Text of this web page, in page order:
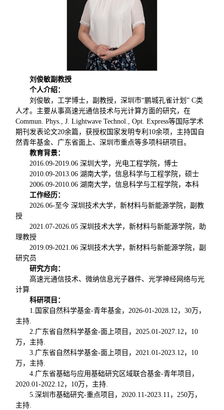
刘俊敏副教授
个人介绍：
刘俊敏，工学博士，副教授，深圳市“鹏城孔雀计划” C类
人才。主要从事高速光通信技术与光计算方面的研究，在
Commun. Phys., J. Lightwave Technol., Opt. Express等国际学术
期刊发表论文20余篇，获授权国家发明专利10余项，主持国自
然青年基金、广东省面上、深圳市重点等多项科研项目。
教育背景：
2016.09-2019.06 深圳大学，光电工程学院，博士
2010.09-2013.06 湖南大学，信息科学与工程学院，硕士
2006.09-2010.06 湖南大学，信息科学与工程学院，本科
工作经历：
2026.06-至今 深圳技术大学，新材料与新能源学院，副教
授
2021.07-2026.05 深圳技术大学，新材料与新能源学院，助
理教授
2019.09-2021.06 深圳技术大学，新材料与新能源学院，副
研究员
研究方向：
高速光通信技术、微纳信息光子器件、光学神经网络与光
计算
科研项目：
1.国家自然科学基金-青年基金，2026-01-2028.12，30万，
主持.
2.广东省自然科学基金-面上项目，2025.01-2027.12， 10
万，主持.
3.广东省自然科学基金-面上项目，2021.01-2023.12，10
万，主持.
4.广东省基础与应用基础研究区域联合基金-青年项目，
2020.01-2022.12，10万，主持.
5.深圳市基础研究-重点项目，2020.11-2023.11，250万，
主持.